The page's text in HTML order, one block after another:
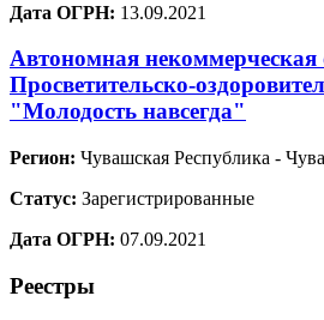
Дата ОГРН: 13.09.2021
Автономная некоммерческая
Просветительско-
"Молодость навсегда"
Регион: Чувашская Республика -
Статус: Зарегистрированные
Дата ОГРН: 07.09.2021
Реестры